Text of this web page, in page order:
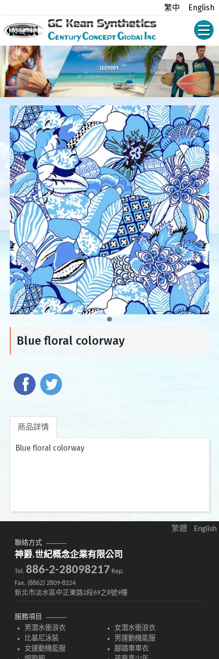
繁中 English
Blue floral colorway
商品詳情
Blue floral colorway
繁體 English
聯絡方式
神爵.世紀概念企業有限公司
Tel. 886-2-28098217 Rep.
Fax. (8862) 2809-8224
新北市淡水區中正東路2段69之8號9樓
服務項目
男潛水衝浪衣
女潛水衝浪衣
比基尼泳裝
男運動機能服
女運動機能服
腳踏車車衣